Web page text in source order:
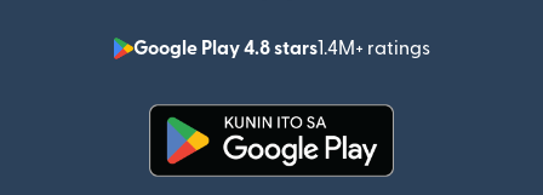
Google Play 4.8 stars1.4M+ ratings
(bubukas